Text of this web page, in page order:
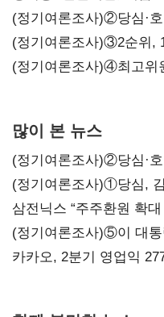
시사
(정기여론조사)②당심·
(정기여론조사)③2순위,
'한 자릿수'
(정기여론조사)④최고위
많이 본 뉴스
(정기여론조사)②당심·
(정기여론조사)①당심,
지지도 '50% 아래로'(종
삼전닉스 “주주환원 확
보내
(정기여론조사)⑤이 대
만에 다시 40%대
카카오, 2분기 영업익